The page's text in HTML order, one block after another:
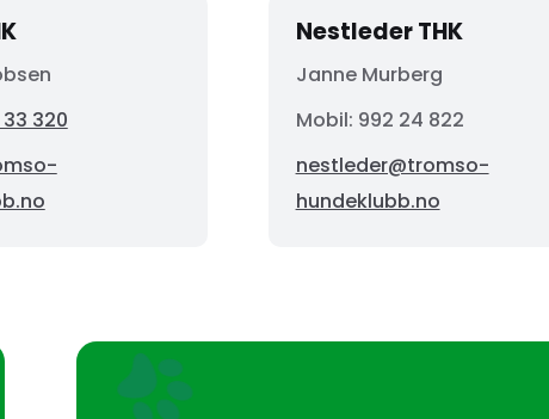
320
Nestleder THK
Janne Murberg
Mobil: 992 24 822
nestleder@tromso-
hundeklubb.no